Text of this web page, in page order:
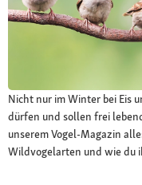
Nicht nur im Winter bei Eis
dürfen und sollen frei
unserem Vogel-Magazin
Wildvogelarten und wie du